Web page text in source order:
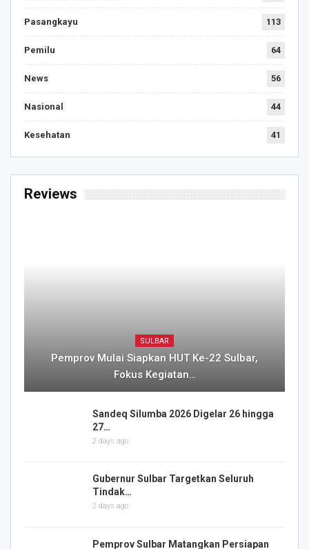
Pasangkayu 113
Pemilu 64
News 56
Nasional 44
Kesehatan 41
Reviews
SULBAR
Pemprov Mulai Siapkan HUT Ke-22 Sulbar,
Fokus Kegiatan…
Sandeq Silumba 2026 Digelar 26 hingga
27…
2 days ago
Gubernur Sulbar Targetkan Seluruh
Tindak…
2 days ago
Pemprov Sulbar Matangkan Persiapan